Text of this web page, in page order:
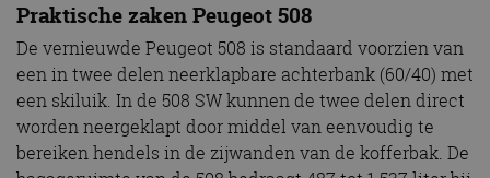
Praktische zaken Peugeot 508
De vernieuwde Peugeot 508 is standaard voorzien van
een in twee delen neerklapbare achterbank (60/40) met
een skiluik. In de 508 SW kunnen de twee delen direct
worden neergeklapt door middel van eenvoudig te
bereiken hendels in de zijwanden van de kofferbak. De